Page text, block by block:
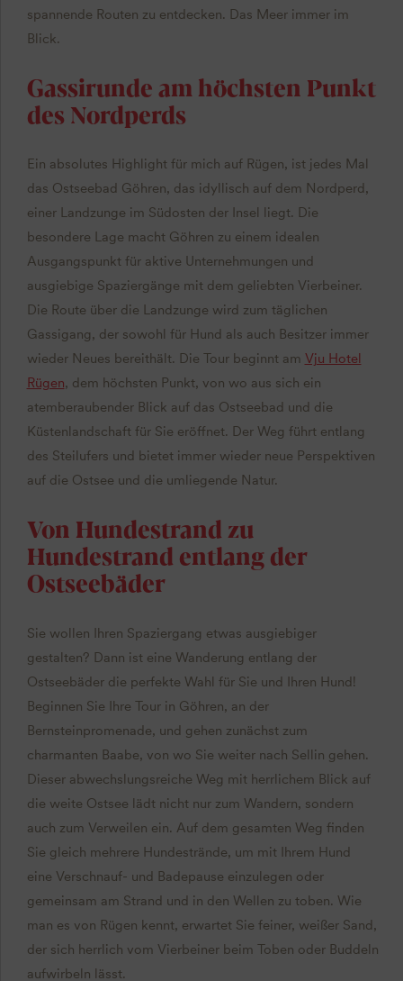
spannende Routen zu entdecken. Das Meer immer im
Blick.
Gassirunde am höchsten Punkt
des Nordperds
Ein absolutes Highlight für mich auf Rügen, ist jedes Mal
das Ostseebad Göhren, das idyllisch auf dem Nordperd,
einer Landzunge im Südosten der Insel liegt. Die
besondere Lage macht Göhren zu einem idealen
Ausgangspunkt für aktive Unternehmungen und
ausgiebige Spaziergänge mit dem geliebten Vierbeiner.
Die Route über die Landzunge wird zum täglichen
Gassigang, der sowohl für Hund als auch Besitzer immer
wieder Neues bereithält. Die Tour beginnt am Vju Hotel
Rügen, dem höchsten Punkt, von wo aus sich ein
atemberaubender Blick auf das Ostseebad und die
Küstenlandschaft für Sie eröffnet. Der Weg führt entlang
des Steilufers und bietet immer wieder neue Perspektiven
auf die Ostsee und die umliegende Natur.
Von Hundestrand zu
Hundestrand entlang der
Ostseebäder
Sie wollen Ihren Spaziergang etwas ausgiebiger
gestalten? Dann ist eine Wanderung entlang der
Ostseebäder die perfekte Wahl für Sie und Ihren Hund!
Beginnen Sie Ihre Tour in Göhren, an der
Bernsteinpromenade, und gehen zunächst zum
charmanten Baabe, von wo Sie weiter nach Sellin gehen.
Dieser abwechslungsreiche Weg mit herrlichem Blick auf
die weite Ostsee lädt nicht nur zum Wandern, sondern
auch zum Verweilen ein. Auf dem gesamten Weg finden
Sie gleich mehrere Hundestrände, um mit Ihrem Hund
eine Verschnauf- und Badepause einzulegen oder
gemeinsam am Strand und in den Wellen zu toben. Wie
man es von Rügen kennt, erwartet Sie feiner, weißer Sand,
der sich herrlich vom Vierbeiner beim Toben oder Buddeln
aufwirbeln lässt.